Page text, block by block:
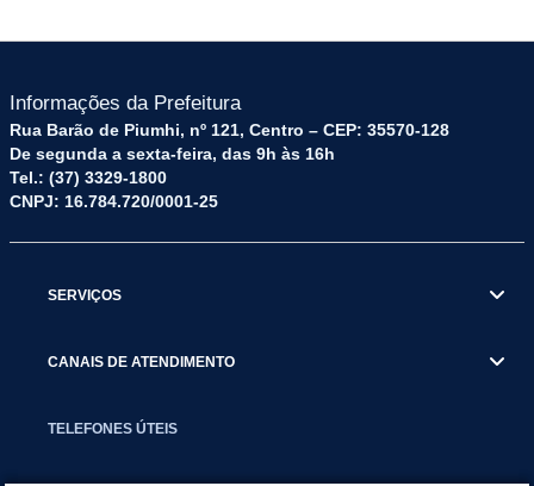
Informações da Prefeitura
Rua Barão de Piumhi, nº 121, Centro – CEP: 35570-128
De segunda a sexta-feira, das 9h às 16h
Tel.: (37) 3329-1800
CNPJ: 16.784.720/0001-25
SERVIÇOS
CANAIS DE ATENDIMENTO
TELEFONES ÚTEIS